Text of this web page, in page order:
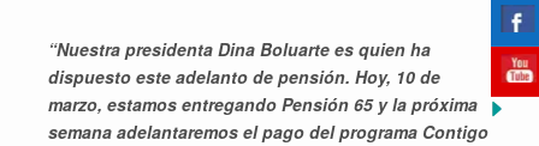
“Nuestra presidenta Dina Boluarte es quien ha
dispuesto este adelanto de pensión. Hoy, 10 de
marzo, estamos entregando Pensión 65 y la próxima
semana adelantaremos el pago del programa Contigo